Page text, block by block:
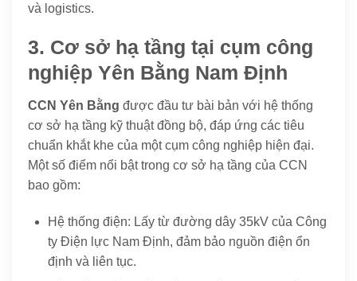
và logistics.
3. Cơ sở hạ tầng tại cụm công
nghiệp Yên Bằng Nam Định
CCN Yên Bằng được đầu tư bài bản với hệ thống
cơ sở hạ tầng kỹ thuật đồng bộ, đáp ứng các tiêu
chuẩn khắt khe của một cụm công nghiệp hiện đại.
Một số điểm nổi bật trong cơ sở hạ tầng của CCN
bao gồm:
Hệ thống điện: Lấy từ đường dây 35kV của Công
ty Điện lực Nam Định, đảm bảo nguồn điện ổn
định và liên tục.